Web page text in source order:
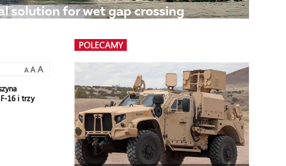
A A A
16 i trzy
POLECAMY